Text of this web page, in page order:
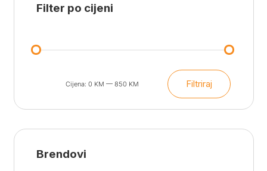
Filter po cijeni
Min
cijena
Maks
cijena
Filtriraj
Cijena: 0 KM — 850 KM
Brendovi